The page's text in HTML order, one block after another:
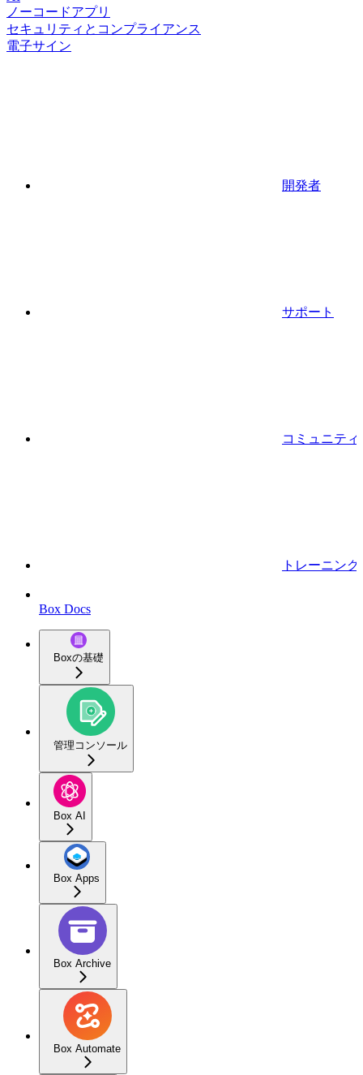
ノーコードアプリ
セキュリティとコンプライアンス
電子サイン
開発者
サポート
コミュニティ
トレーニング
Box Docs
Boxの基礎
管理コンソール
Box AI
Box Apps
Box Archive
Box Automate